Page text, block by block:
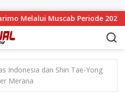
Muscab Periode 2026–2030
Indonesia dan Shin Tae-Yong
Merana